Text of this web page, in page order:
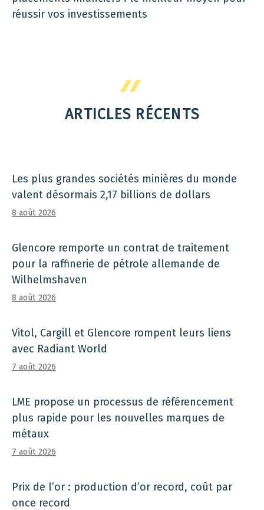
réussir vos investissements
ARTICLES RÉCENTS
Les plus grandes sociétés minières du monde
valent désormais 2,17 billions de dollars
8 août 2026
Glencore remporte un contrat de traitement
pour la raffinerie de pétrole allemande de
Wilhelmshaven
8 août 2026
Vitol, Cargill et Glencore rompent leurs liens
avec Radiant World
7 août 2026
LME propose un processus de référencement
plus rapide pour les nouvelles marques de
métaux
7 août 2026
Prix ​​de l’or : production d’or record, coût par
once record